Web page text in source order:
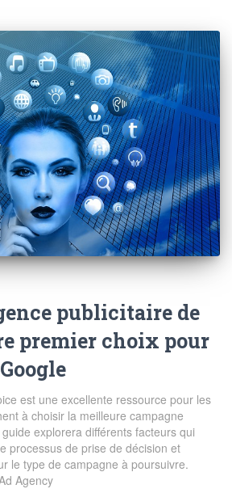
publicitaire de
premier choix pour
est une excellente ressource pour les
à choisir la meilleure campagne
explorera différents facteurs qui
processus de prise de décision et
le type de campagne à poursuivre.
Agency